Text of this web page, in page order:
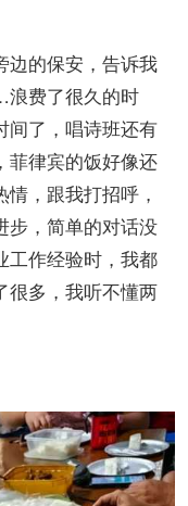
边的保安，告诉我
费了很久的时
间了，唱诗班还有
菲律宾的饭好像还
，跟我打招呼，
步，简单的对话没
工作经验时，我都
很多，我听不懂两